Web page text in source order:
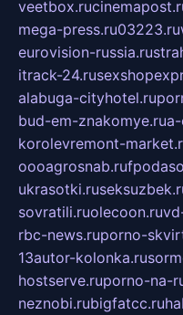
veetbox.ru
mega-press.ru03223.ru
eurovision-russia.ru
itrack-24.ru
alabuga-cityhotel.ru
bud-em-znakomye.ru
korolevremont-
oooagrosnab.ru
ukrasotki.ru
sovratili.ruolecoon.ru
rbc-news.ruporno-
13autor-kolonka.ru
hostserve.ruporno-na-
neznobi.rubigfatcc.ru